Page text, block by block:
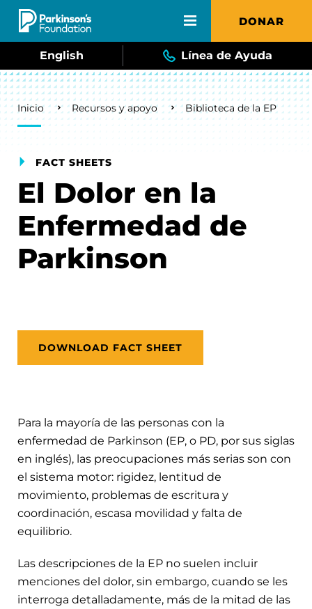
Skip to main content DONAR
English Línea de Ayuda
Breadcrumb
Inicio Recursos y apoyo Biblioteca de la EP
FACT SHEETS
El Dolor en la
Enfermedad de
Parkinson
DOWNLOAD FACT SHEET
Para la mayoría de las personas con la
enfermedad de Parkinson (EP, o PD, por sus siglas
en inglés), las preocupaciones más serias son con
el sistema motor: rigidez, lentitud de
movimiento, problemas de escritura y
coordinación, escasa movilidad y falta de
equilibrio.
Las descripciones de la EP no suelen incluir
menciones del dolor, sin embargo, cuando se les
interroga detalladamente, más de la mitad de las